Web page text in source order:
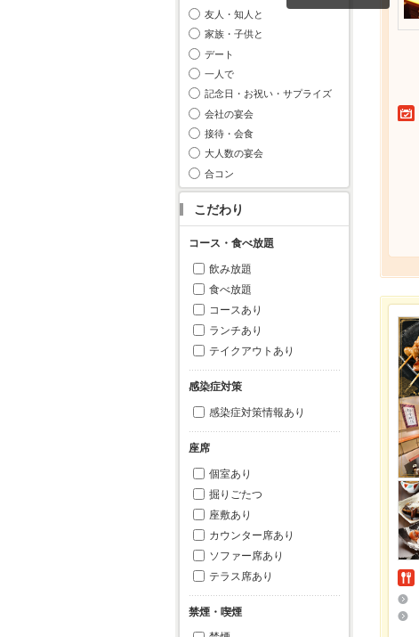
友人・知人と
家族・子供と
デート
一人で
記念日・お祝い・サプライズ
会社の宴会
接待・会食
大人数の宴会
合コン
こだわり
コース・食べ放題
飲み放題
食べ放題
コースあり
ランチあり
テイクアウトあり
感染症対策
感染症対策情報あり
座席
個室あり
掘りごたつ
座敷あり
カウンター席あり
ソファー席あり
テラス席あり
禁煙・喫煙